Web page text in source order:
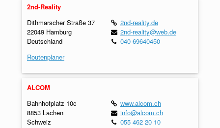
2nd-Reality
Dithmarscher Straße 37
22049 Hamburg
Deutschland
Routenplaner
2nd-reality.de
2nd-reality@web.de
040 69640450
ALCOM
Bahnhofplatz 10c
8853 Lachen
Schweiz
www.alcom.ch
info@alcom.ch
055 462 20 10